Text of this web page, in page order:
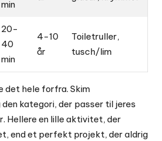
min
20-
40
min
4-10
år
Toiletruller,
tusch/lim
det hele forfra. Skim
kategori, der passer til jeres
Hellere en lille aktivitet, der
end et perfekt projekt, der aldrig